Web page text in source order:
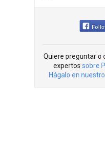
Quiere preguntar o
expertos sobre
Hágalo en